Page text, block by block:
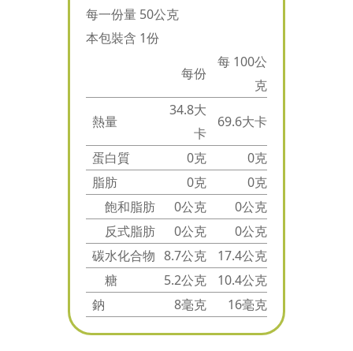
每一份量 50公克
本包裝含 1份
每份
每 100公
克
熱量
34.8大
卡
69.6大卡
蛋白質 0克
0克
脂肪
0克
0克
飽和脂肪
0公克
0公克
反式脂肪
0公克
0公克
碳水化合物 8.7公克
17.4公克
糖
5.2公克
10.4公克
鈉
8毫克 16毫克